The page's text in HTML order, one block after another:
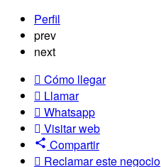
Perfil
prev
next
Cómo llegar
Llamar
Whatsapp
Visitar web
Compartir
Reclamar este negocio